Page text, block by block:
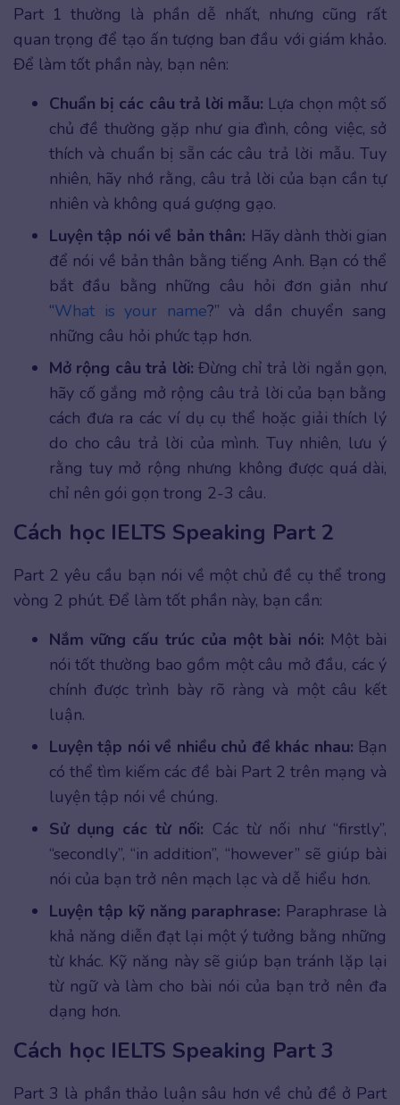
Part 1 thường là phần dễ nhất, nhưng cũng rất
quan trọng để tạo ấn tượng ban đầu với giám khảo.
Để làm tốt phần này, bạn nên:
Chuẩn bị các câu trả lời mẫu: Lựa chọn một số
chủ đề thường gặp như gia đình, công việc, sở
thích và chuẩn bị sẵn các câu trả lời mẫu. Tuy
nhiên, hãy nhớ rằng, câu trả lời của bạn cần tự
nhiên và không quá gượng gạo.
Luyện tập nói về bản thân: Hãy dành thời gian
để nói về bản thân bằng tiếng Anh. Bạn có thể
bắt đầu bằng những câu hỏi đơn giản như
“What is your name?” và dần chuyển sang
những câu hỏi phức tạp hơn.
Mở rộng câu trả lời: Đừng chỉ trả lời ngắn gọn,
hãy cố gắng mở rộng câu trả lời của bạn bằng
cách đưa ra các ví dụ cụ thể hoặc giải thích lý
do cho câu trả lời của mình. Tuy nhiên, lưu ý
rằng tuy mở rộng nhưng không được quá dài,
chỉ nên gói gọn trong 2-3 câu.
Cách học IELTS Speaking Part 2
Part 2 yêu cầu bạn nói về một chủ đề cụ thể trong
vòng 2 phút. Để làm tốt phần này, bạn cần:
Nắm vững cấu trúc của một bài nói: Một bài
nói tốt thường bao gồm một câu mở đầu, các ý
chính được trình bày rõ ràng và một câu kết
luận.
Luyện tập nói về nhiều chủ đề khác nhau: Bạn
có thể tìm kiếm các đề bài Part 2 trên mạng và
luyện tập nói về chúng.
Sử dụng các từ nối: Các từ nối như “firstly”,
“secondly”, “in addition”, “however” sẽ giúp bài
nói của bạn trở nên mạch lạc và dễ hiểu hơn.
Luyện tập kỹ năng paraphrase: Paraphrase là
khả năng diễn đạt lại một ý tưởng bằng những
từ khác. Kỹ năng này sẽ giúp bạn tránh lặp lại
từ ngữ và làm cho bài nói của bạn trở nên đa
dạng hơn.
Cách học IELTS Speaking Part 3
Part 3 là phần thảo luận sâu hơn về chủ đề ở Part